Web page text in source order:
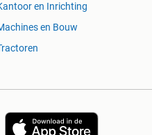
en Inrichting
en Bouw